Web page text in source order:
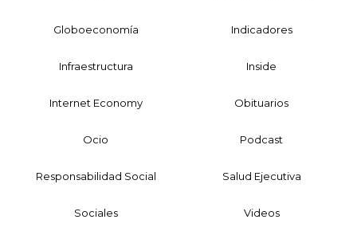
Globoeconomía Indicadores
Infraestructura Inside
Internet Economy Obituarios
Ocio Podcast
Responsabilidad Social Salud Ejecutiva
Sociales Videos